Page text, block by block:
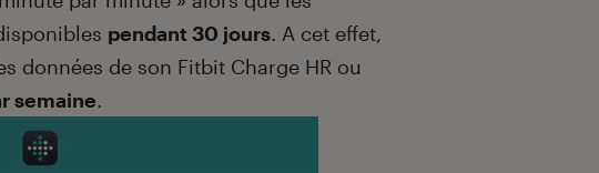
pendant 30 jours. A cet effet,
données de son Fitbit Charge HR ou
semaine.